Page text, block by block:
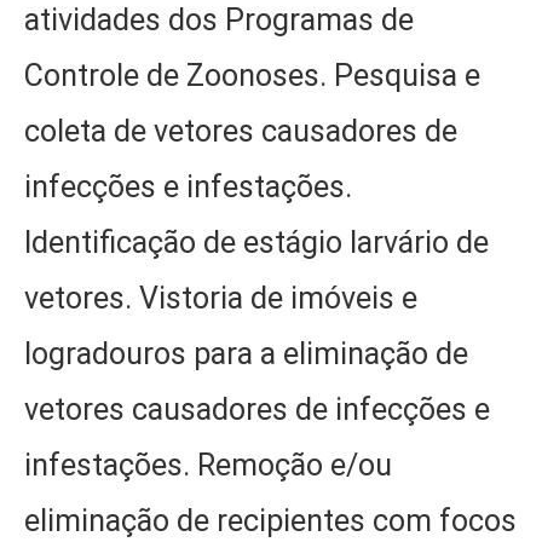
atividades dos Programas de
Controle de Zoonoses. Pesquisa e
coleta de vetores causadores de
infecções e infestações.
Identificação de estágio larvário de
vetores. Vistoria de imóveis e
logradouros para a eliminação de
vetores causadores de infecções e
infestações. Remoção e/ou
eliminação de recipientes com focos